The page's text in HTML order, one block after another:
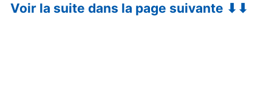
Voir la suite dans la page suivante ⬇⬇